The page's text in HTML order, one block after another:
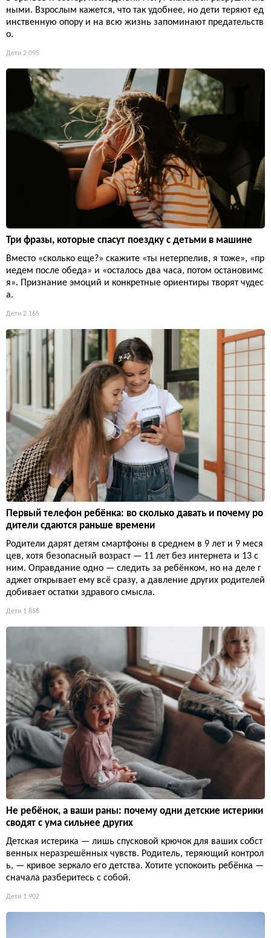
ными. Взрослым кажется, что так удобнее, но дети теряют ед
инственную опору и на всю жизнь запоминают предательств
о.
Дети 2 095
Три фразы, которые спасут поездку с детьми в машине
Вместо «сколько еще?» скажите «ты нетерпелив, я тоже», «пр
иедем после обеда» и «осталось два часа, потом остановимс
я». Признание эмоций и конкретные ориентиры творят чудес
а.
Дети 2 165
Первый телефон ребёнка: во сколько давать и почему ро
дители сдаются раньше времени
Родители дарят детям смартфоны в среднем в 9 лет и 9 меся
цев, хотя безопасный возраст — 11 лет без интернета и 13 с
ним. Оправдание одно — следить за ребёнком, но на деле г
аджет открывает ему всё сразу, а давление других родителей
добивает остатки здравого смысла.
Дети 1 856
Не ребёнок, а ваши раны: почему одни детские истерики
сводят с ума сильнее других
Детская истерика — лишь спусковой крючок для ваших собст
венных неразрешённых чувств. Родитель, теряющий контрол
ь, — кривое зеркало его детства. Хотите успокоить ребёнка —
сначала разберитесь с собой.
Дети 1 902